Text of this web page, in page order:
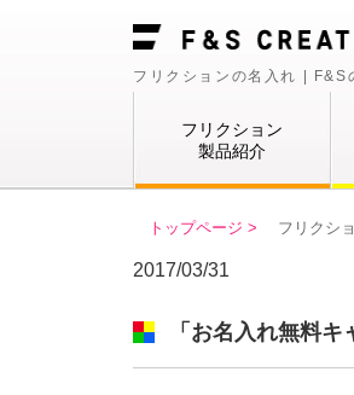
フリクションの名入れ | F&S
フリクション
製品紹介
トップページ > フリクシ
2017/03/31
「お名入れ無料